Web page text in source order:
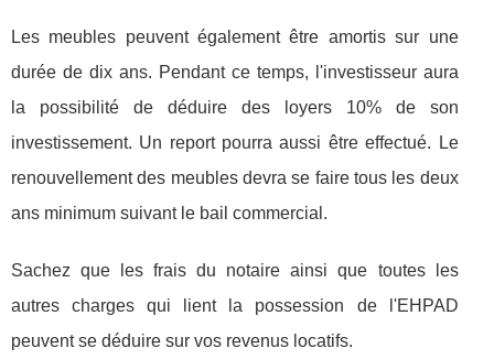
Les meubles peuvent également être amortis sur une
durée de dix ans. Pendant ce temps, l'investisseur aura
la possibilité de déduire des loyers 10% de son
investissement. Un report pourra aussi être effectué. Le
renouvellement des meubles devra se faire tous les deux
ans minimum suivant le bail commercial.
Sachez que les frais du notaire ainsi que toutes les
autres charges qui lient la possession de l'EHPAD
peuvent se déduire sur vos revenus locatifs.